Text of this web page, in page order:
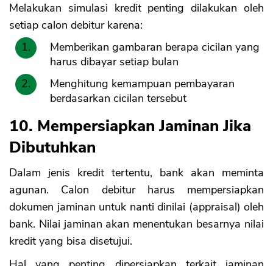
Melakukan simulasi kredit penting dilakukan oleh
setiap calon debitur karena:
Memberikan gambaran berapa cicilan yang
harus dibayar setiap bulan
Menghitung kemampuan pembayaran
berdasarkan cicilan tersebut
10. Mempersiapkan Jaminan Jika
Dibutuhkan
Dalam jenis kredit tertentu, bank akan meminta
agunan. Calon debitur harus mempersiapkan
dokumen jaminan untuk nanti dinilai (appraisal) oleh
bank. Nilai jaminan akan menentukan besarnya nilai
kredit yang bisa disetujui.